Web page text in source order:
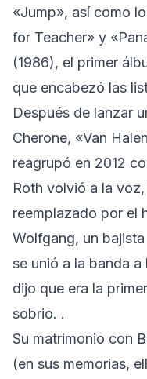
«Jump», así como
for Teacher» y
(1986), el primer
que encabezó las
Después de lanzar
Cherone, «Van
reagrupó en 2012
Roth volvió a la
reemplazado por el
Wolfgang, un
se unió a la banda a
dijo que era la
sobrio. .
Su matrimonio con
(en sus memorias,